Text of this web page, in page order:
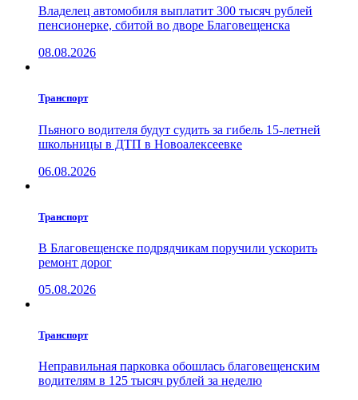
Владелец автомобиля выплатит 300 тысяч рублей
пенсионерке, сбитой во дворе Благовещенска
08.08.2026
Транспорт
Пьяного водителя будут судить за гибель 15-летней
школьницы в ДТП в Новоалексеевке
06.08.2026
Транспорт
В Благовещенске подрядчикам поручили ускорить
ремонт дорог
05.08.2026
Транспорт
Неправильная парковка обошлась благовещенским
водителям в 125 тысяч рублей за неделю